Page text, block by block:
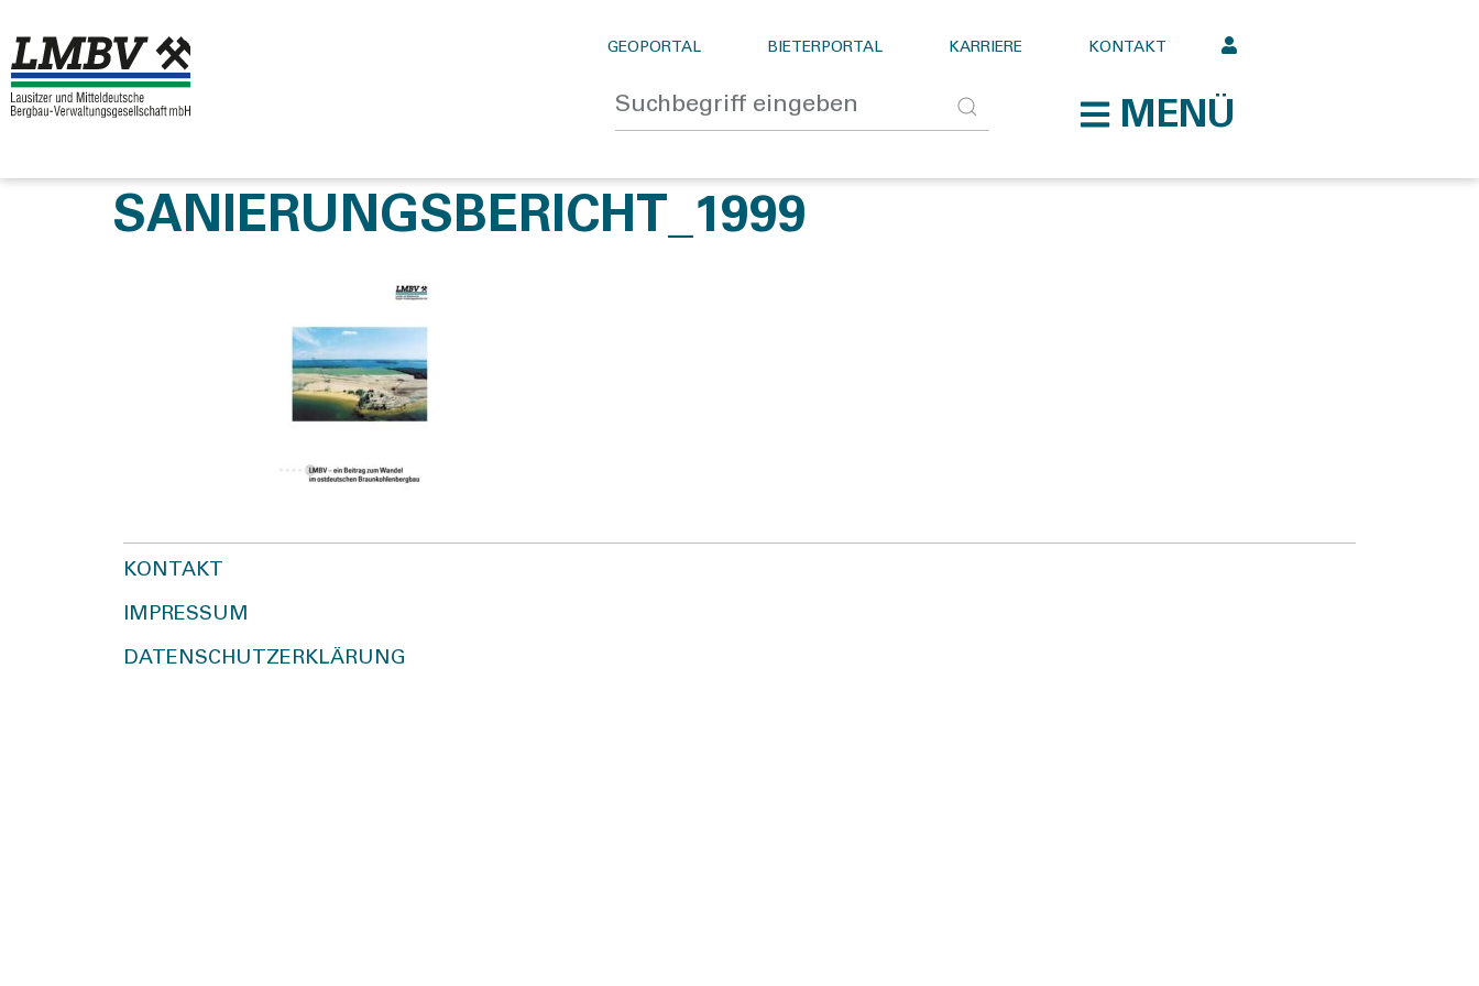
GEOPORTAL BIETERPORTAL KARRIERE KONTAKT
MENÜ
SANIERUNGSBERICHT_1999
KONTAKT
IMPRESSUM
DATENSCHUTZERKLÄRUNG